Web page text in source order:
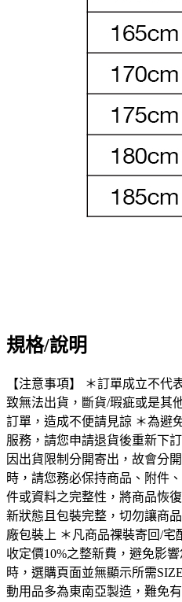
規格/說明
【注意事項】 ＊訂單成立不代
致無法出貨，斷貨/瑕疵或是其
訂單，造成不便請見諒 ＊為避
服務，請您申請退貨後重新下
因出貨限制分開寄出，故會分
時，請您務必保持商品、附件
件或資料之完整性，將商品恢
新狀態且包裝完整，切勿讓商
廠包裝上 ＊凡商品祼裝寄回/
收定價10%之整新費，避免影
時，選購頁面並無顯示所需
動用品多為東南亞製造，難免